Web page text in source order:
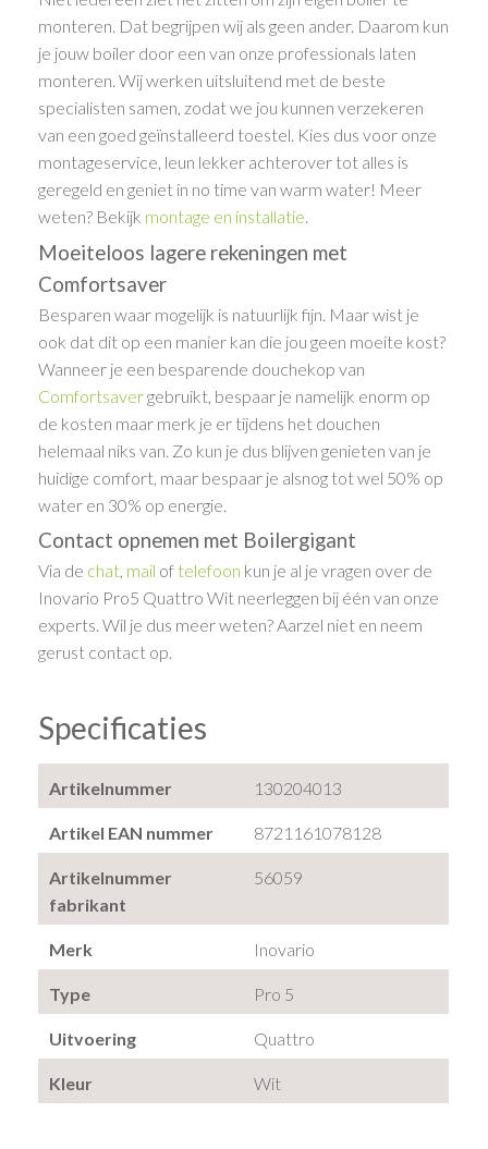
monteren. Dat begrijpen wij als geen ander. Daarom kun
je jouw boiler door een van onze professionals laten
monteren. Wij werken uitsluitend met de beste
specialisten samen, zodat we jou kunnen verzekeren
van een goed geïnstalleerd toestel. Kies dus voor onze
montageservice, leun lekker achterover tot alles is
geregeld en geniet in no time van warm water! Meer
weten? Bekijk montage en installatie.
Moeiteloos lagere rekeningen met
Comfortsaver
Besparen waar mogelijk is natuurlijk fijn. Maar wist je
ook dat dit op een manier kan die jou geen moeite kost?
Wanneer je een besparende douchekop van
Comfortsavergebruikt, bespaar je namelijk enorm op
de kosten maar merk je er tijdens het douchen
helemaal niks van. Zo kun je dus blijven genieten van je
huidige comfort, maar bespaar je alsnog tot wel 50% op
water en 30% op energie.
Contact opnemen met Boilergigant
Via de chat, mail of telefoon kun je al je vragen over de
Inovario Pro5 Quattro Wit neerleggen bij één van onze
experts. Wil je dus meer weten? Aarzel niet en neem
gerust contact op.
Specificaties
Artikelnummer 130204013
Artikel EAN nummer 8721161078128
Artikelnummer
fabrikant
56059
Merk Inovario
Type Pro 5
Uitvoering Quattro
Kleur Wit